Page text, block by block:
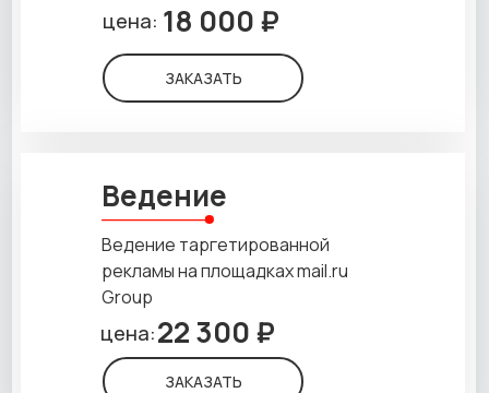
цена: 18 000 ₽
Ведение
Ведение таргетированной
рекламы на площадках mail.ru
Group
цена:22 300 ₽
ЗАКАЗАТЬ
ЗАКАЗАТЬ